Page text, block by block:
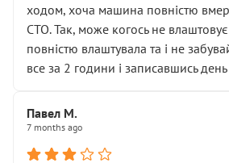
ходом, хоча машина повністю
СТО. Так, може когось не
повністю влаштувала та і не
все за 2 години і записавшись
Павел М.
7 months ago